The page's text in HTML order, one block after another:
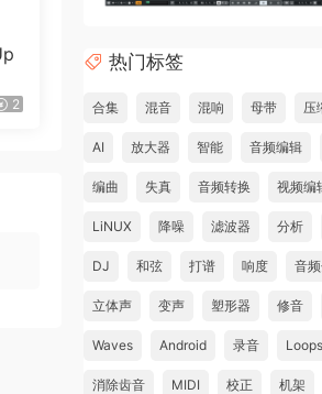
2
热门标签
合集 混音 混响 母带 压
AI 放大器 智能 音频编辑
编曲 失真 音频转换 视频编
LiNUX 降噪 滤波器 分析
DJ 和弦 打谱 响度 音
立体声 变声 塑形器 修音
Waves Android 录音 Loops
消除齿音 MIDI 校正 机架